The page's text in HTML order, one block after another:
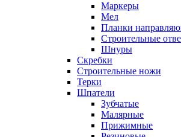
Маркеры
Мел
Планки
Строительные
Шнуры
Скребки
Строительные ножи
Терки
Шпатели
Зубчатые
Малярные
Прижимные